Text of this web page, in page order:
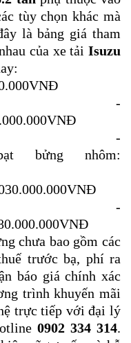
tùy chọn khác mà
là bảng giá tham
của xe tải Isuzu
bửng nhôm:
chưa bao gồm các
trước bạ, phí ra
báo giá chính xác
trình khuyến mãi
trực tiếp với đại lý
0902 334 314.